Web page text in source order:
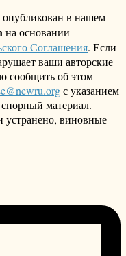
опубликован в нашем
на основании
Соглашения. Если
ваши авторские
сообщить об этом
с указанием
материал.
устранено, виновные